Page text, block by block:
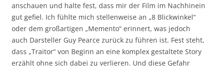
anschauen und halte fest, dass mir der Film im Nachhinein
gut gefiel. Ich fühlte mich stellenweise an „8 Blickwinkel“
oder dem großartigen „Memento“ erinnert, was jedoch
auch Darsteller Guy Pearce zurück zu führen ist. Fest steht,
dass „Traitor“ von Beginn an eine komplex gestaltete Story
erzählt ohne sich dabei zu verlieren. Und diese Gefahr